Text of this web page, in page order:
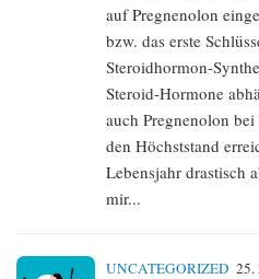
auf Pregnenolon
bzw. das erste
Steroidhormon-
Steroid-Hormone
auch Pregnenolon
den Höchststand
Lebensjahr drastisch
mir...
UNCATEGORIZED 25.